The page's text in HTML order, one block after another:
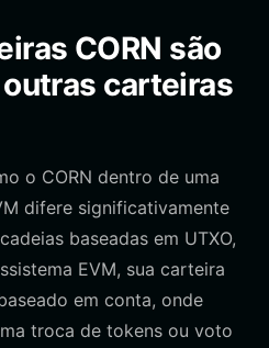
CORN são
carteiras
o CORN dentro de uma
difere significativamente
baseadas em UTXO,
EVM, sua carteira
em conta, onde
troca de tokens ou voto